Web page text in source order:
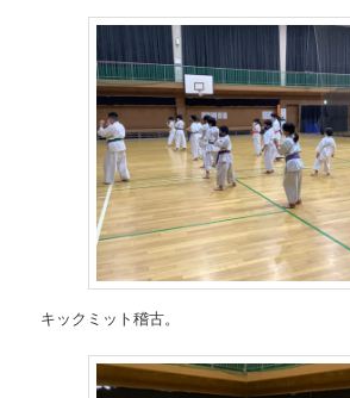
キックミット稽古。